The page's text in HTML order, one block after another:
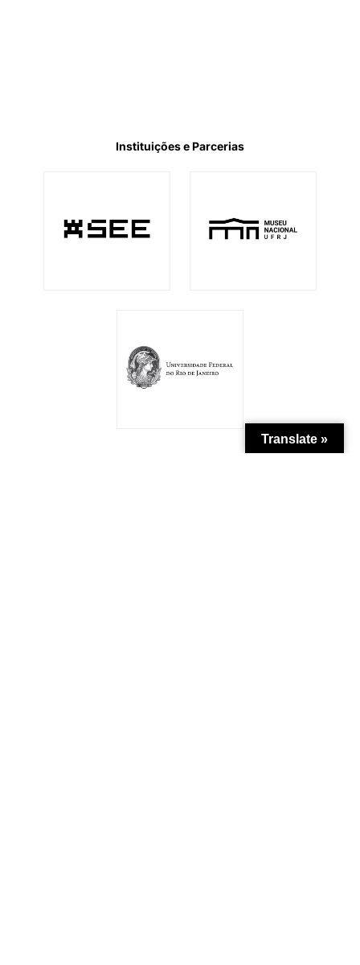
Instituições e Parcerias
Translate »